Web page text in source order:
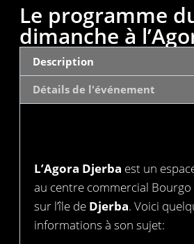
Le programme
dimanche à
Description
Détails de l'événement
L’Agora Djerba est un
au centre commercial
sur l’île de Djerba. Voici
informations à son sujet: